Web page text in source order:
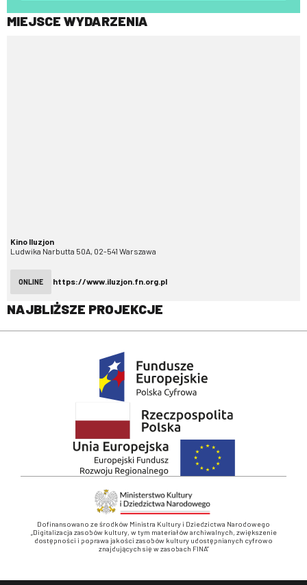
MIEJSCE WYDARZENIA
Kino Iluzjon
Ludwika Narbutta 50A, 02-541 Warszawa
ONLINE https://www.iluzjon.fn.org.pl
NAJBLIŻSZE PROJEKCJE
Dofinansowano ze środków Ministra Kultury i Dziedzictwa Narodowego
„Digitalizacja zasobów kultury, w tym materiałów archiwalnych, zwiększenie
dostępności i poprawa jakości zasobów kultury udostępnianych cyfrowo
znajdujących się w zasobach FINA”